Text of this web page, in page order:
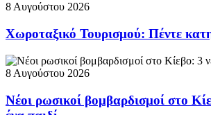
8 Αυγούστου 2026
Χωροταξικό Τουρισμού: Πέντε
8 Αυγούστου 2026
Νέοι ρωσικοί βομβαρδισμοί στο